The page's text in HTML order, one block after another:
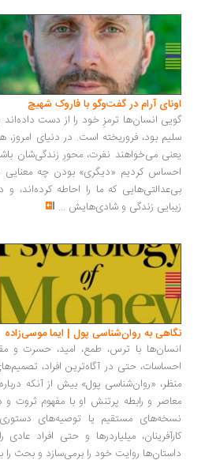
آرام در گفت‌وگو با فاروک شهیچ‭
انسان‌ها ترمزِ خود را از دست داده‌اند و آن
بود، فروریخته است. در دنیای امروز، همه
می‌خواهند نفرت، محورِ زندگی‌شان باشد...
کردیم «دیگری» بودن چه معنایی
که ما را احاطه کرده‌اند، و در
زندگی و شادی‌هایش...
به روان‌شناسی پول | ایما موسی‌زاده
با ترس، طمع، امید، حسرت و مقایسه
حتی در آگاه‌ترین افراد، تصمیم‌های
«روان‌شناسی پول» بیش از آنکه درباره پول
و رابطه پرتنش او با مفهوم ثروت و دارایی
مستقیم یا توصیه‌های دستوری، تجربه
میلیاردرها و حتی افراد عادی را
روایت خود را برمی‌سازد و بحث را به پیش